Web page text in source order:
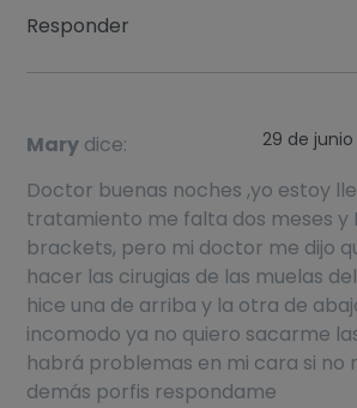
Responder
Mary dice: 29 de junio
Doctor buenas noches ,yo estoy
tratamiento me falta dos meses y
brackets, pero mi doctor me dijo
hacer las cirugias de las muelas
hice una de arriba y la otra de
incomodo ya no quiero sacarme
habrá problemas en mi cara si no
demás porfis respondame